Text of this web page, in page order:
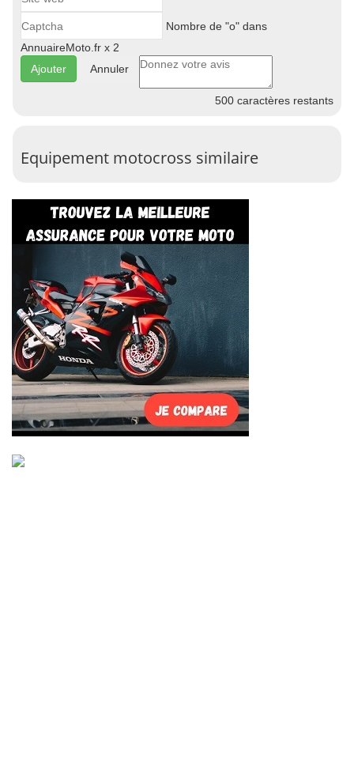
Nombre de "o" dans
AnnuaireMoto.fr x 2
Annuler
500 caractères restants
Equipement motocross similaire